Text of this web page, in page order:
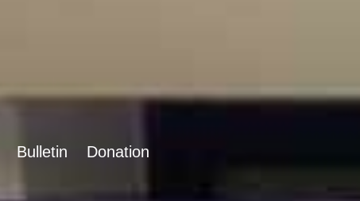
Bulletin Donation